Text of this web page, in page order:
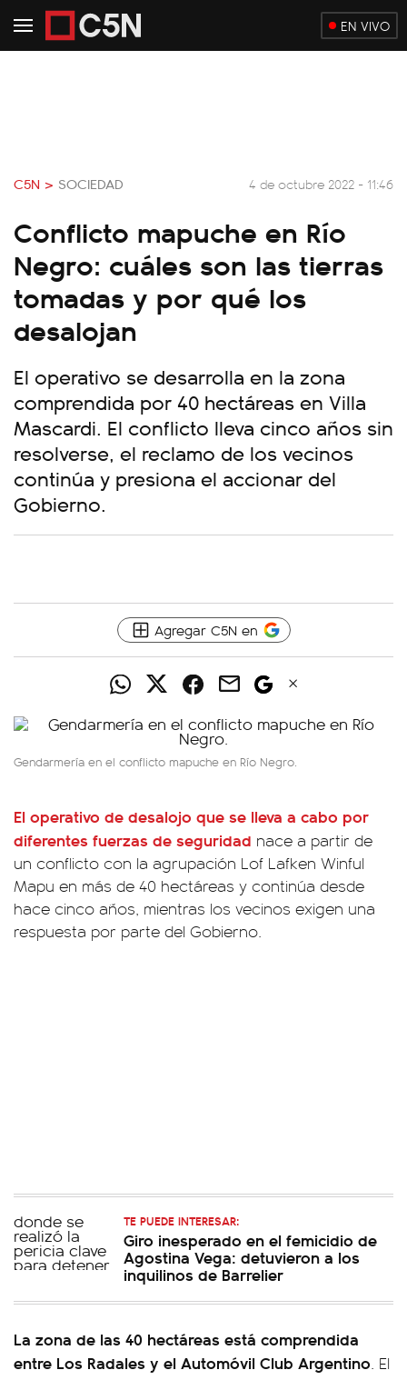
EN VIVO
C5N > SOCIEDAD 4 de octubre 2022 - 11:46
Conflicto mapuche en Río
Negro: cuáles son las tierras
tomadas y por qué los
desalojan
El operativo se desarrolla en la zona
comprendida por 40 hectáreas en Villa
Mascardi. El conflicto lleva cinco años sin
resolverse, el reclamo de los vecinos
continúa y presiona el accionar del
Gobierno.
Agregar C5N en
Gendarmería en el conflicto mapuche en Río Negro.
El operativo de desalojo que se lleva a cabo por
diferentes fuerzas de seguridad nace a partir de
un conflicto con la agrupación Lof Lafken Winful
Mapu en más de 40 hectáreas y continúa desde
hace cinco años, mientras los vecinos exigen una
respuesta por parte del Gobierno.
TE PUEDE INTERESAR:
Giro inesperado en el femicidio de
Agostina Vega: detuvieron a los
inquilinos de Barrelier
La zona de las 40 hectáreas está comprendida
entre Los Radales y el Automóvil Club Argentino. El